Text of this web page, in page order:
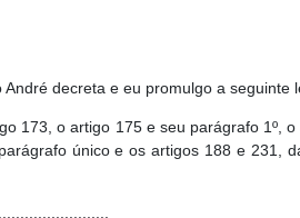
decreta e eu promulgo a seguinte
173, o artigo 175 e seu parágrafo 1º,
único e os artigos 188 e 231,